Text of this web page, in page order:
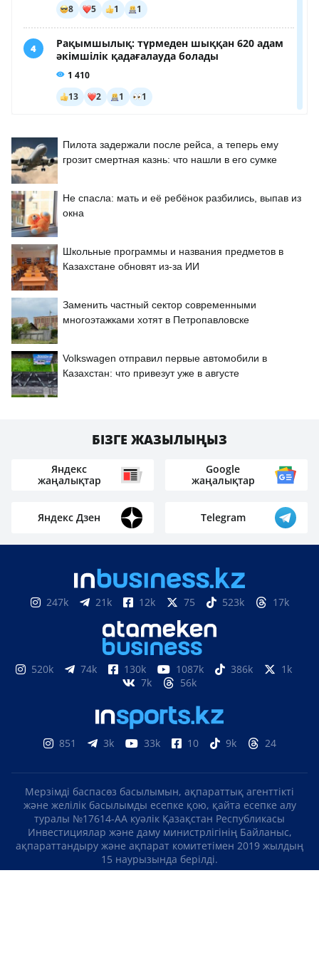
Пилота задержали после рейса, а теперь ему
грозит смертная казнь: что нашли в его сумке
Не спасла: мать и её ребёнок разбились, выпав из
окна
Школьные программы и названия предметов в
Казахстане обновят из-за ИИ
Заменить частный сектор современными
многоэтажками хотят в Петропавловске
Volkswagen отправил первые автомобили в
Казахстан: что привезут уже в августе
БІЗГЕ ЖАЗЫЛЫҢЫЗ
Яндекс
жаңалықтар
Google
жаңалықтар
Яндекс Дзен Telegram
247k 21k 12k 75 523k 17k
520k 74k 130k 1087k 386k
1k
7k
56k
851 3k 33k 10 9k 24
Мерзімді баспасөз басылымын, ақпараттық агенттікті
және желілік басылымды есепке қою, қайта есепке алу
туралы №17614-АА куәлік Қазақстан Республикасы
Инвестициялар және даму министрлігінің Байланыс,
ақпараттандыру және ақпарат комитетімен 2019 жылдың
15 наурызында берілді.